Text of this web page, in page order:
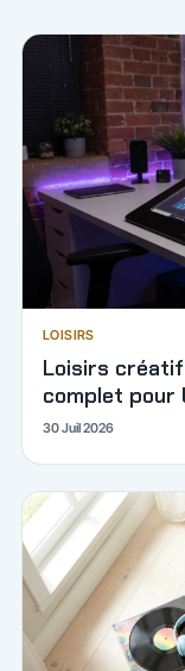
LOISIRS
Loisirs
complet pour
30 Juil 2026